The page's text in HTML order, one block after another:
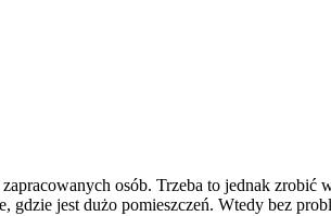
osób. Trzeba to jednak
gdzie jest dużo pomieszczeń. Wtedy bez